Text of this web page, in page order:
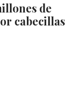
de
cabecillas